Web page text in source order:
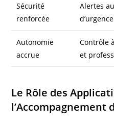
Sécurité
renforcée
Alertes
Autonomie
accrue
Contrôle
et
Le Rôle des
l’Accompagnement